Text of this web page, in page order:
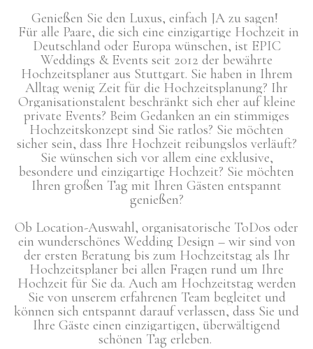
Genießen Sie den Luxus, einfach JA zu sagen!
Für alle Paare, die sich eine einzigartige Hochzeit in
Deutschland oder Europa wünschen, ist EPIC
Weddings & Events seit 2012 der bewährte
Hochzeitsplaner aus Stuttgart. Sie haben in Ihrem
Alltag wenig Zeit für die Hochzeitsplanung? Ihr
Organisationstalent beschränkt sich eher auf kleine
private Events? Beim Gedanken an ein stimmiges
Hochzeitskonzept sind Sie ratlos? Sie möchten
sicher sein, dass Ihre Hochzeit reibungslos verläuft?
Sie wünschen sich vor allem eine exklusive,
besondere und einzigartige Hochzeit? Sie möchten
Ihren großen Tag mit Ihren Gästen entspannt
genießen?
Ob Location-Auswahl, organisatorische ToDos oder
ein wunderschönes Wedding Design – wir sind von
der ersten Beratung bis zum Hochzeitstag als Ihr
Hochzeitsplaner bei allen Fragen rund um Ihre
Hochzeit für Sie da. Auch am Hochzeitstag werden
Sie von unserem erfahrenen Team begleitet und
können sich entspannt darauf verlassen, dass Sie und
Ihre Gäste einen einzigartigen, überwältigend
schönen Tag erleben.